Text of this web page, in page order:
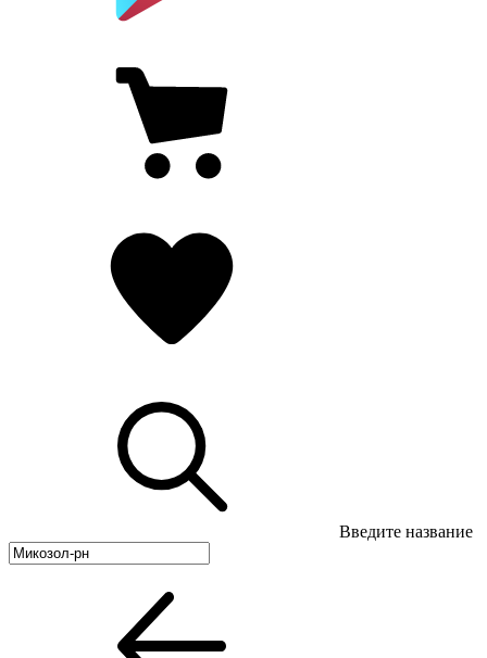
Введите название